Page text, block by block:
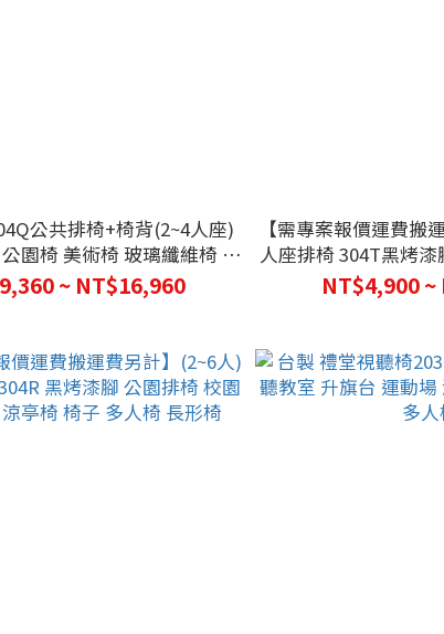
公共排椅+椅背(2~4人座)
園椅 美術椅 玻璃纖維椅 多
選 長椅 休息椅 板凳
~ NT$16,960
【需專案報價運費搬
人座排椅 304T黑烤
校園椅 休息椅 涼亭椅
NT$4,900